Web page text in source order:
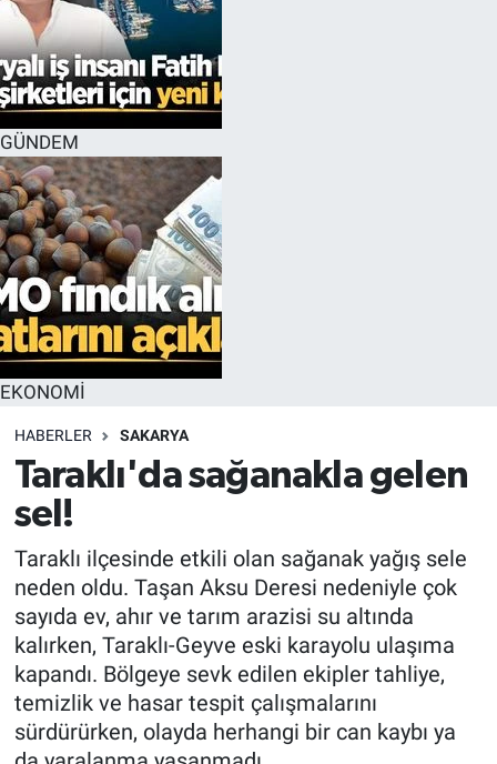
GÜNDEM
EKONOMİ
HABERLER SAKARYA
Taraklı'da sağanakla gelen
sel!
Taraklı ilçesinde etkili olan sağanak yağış sele
neden oldu. Taşan Aksu Deresi nedeniyle çok
sayıda ev, ahır ve tarım arazisi su altında
kalırken, Taraklı-Geyve eski karayolu ulaşıma
kapandı. Bölgeye sevk edilen ekipler tahliye,
temizlik ve hasar tespit çalışmalarını
sürdürürken, olayda herhangi bir can kaybı ya